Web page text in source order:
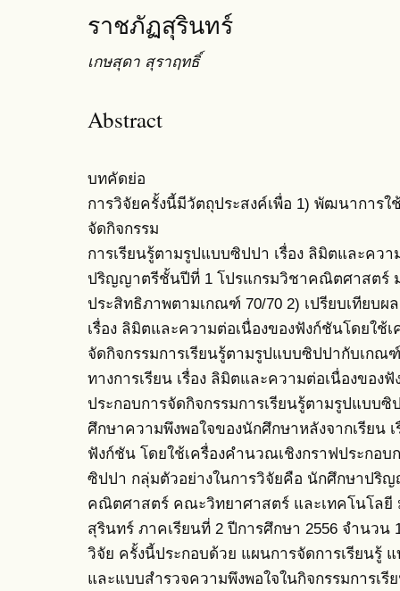
ราชภัฏสุรินทร์
เกษสุดา สุราฤทธิ์
Abstract
บทคัดย่อ
การวิจัยครั้งนี้มีวัตถุประสงค์เพื่อ 1) พัฒนาการ
จัดกิจกรรม
การเรียนรู้ตามรูปแบบซิปปา เรื่อง ลิมิตและคว
ปริญญาตรีชั้นปีที่ 1 โปรแกรมวิชาคณิตศาสตร์
ประสิทธิภาพตามเกณฑ์ 70/70 2) เปรียบเทียบผ
เรื่อง ลิมิตและความต่อเนื่องของฟังก์ชันโดยใช้
จัดกิจกรรมการเรียนรู้ตามรูปแบบซิปปากับเกณ
ทางการเรียน เรื่อง ลิมิตและความต่อเนื่องของ
ประกอบการจัดกิจกรรมการเรียนรู้ตามรูปแบบซิ
ศึกษาความพึงพอใจของนักศึกษาหลังจากเรียน
ฟังก์ชัน โดยใช้เครื่องคำนวณเชิงกราฟประกอบ
ซิปปา กลุ่มตัวอย่างในการวิจัยคือ นักศึกษาปริ
คณิตศาสตร์ คณะวิทยาศาสตร์ และเทคโนโลยี
สุรินทร์ ภาคเรียนที่ 2 ปีการศึกษา 2556 จำนวน
วิจัย ครั้งนี้ประกอบด้วย แผนการจัดการเรียนรู้
และแบบสำรวจความพึงพอใจในกิจกรรมการเรี